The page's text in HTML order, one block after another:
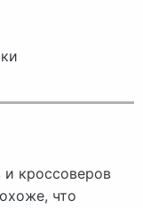
кроссоверов
что